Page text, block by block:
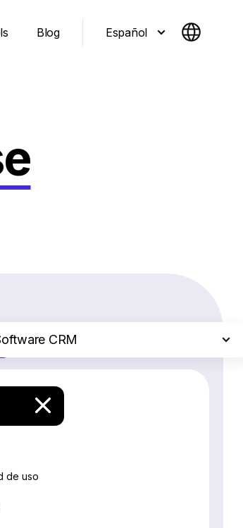
Blog Español
CRM
Servicios de hosting web
Software de gestión de proyectos
en vivo y chatbots
Solo las diferencias
de uso